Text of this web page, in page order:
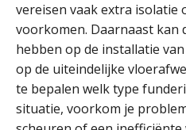
vereisen vaak extra isolatie
voorkomen. Daarnaast kan
hebben op de installatie
op de uiteindelijke
te bepalen welk type
situatie, voorkom je